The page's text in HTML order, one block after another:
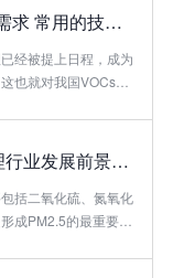
复合污染的重要前
位到工程师自身普遍
护意识和措施。有工
口罩+一双布鞋，前
。听到这儿，不禁
机化合物。VOC按
VOCs治理强化监测需求 常用的技术有哪些？
经被提上日程，成为
也就对我国VOCs排
在线监测技术的
理强化监测需求 常用
，挥发性有机
2017年我国大气治理行业发展前景分析
括二氧化硫、氮氧化
成PM2.5的最重要的